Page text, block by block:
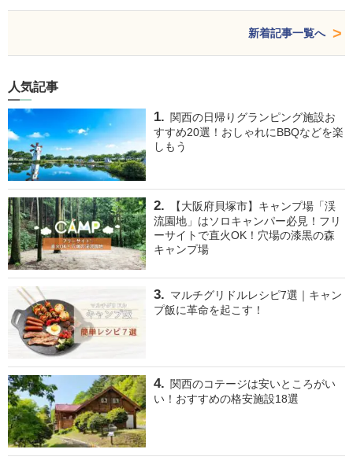
新着記事一覧へ
人気記事
関西の日帰りグランピング施設お
すすめ20選！おしゃれにBBQなどを楽
しもう
【大阪府貝塚市】キャンプ場「渓
流園地」はソロキャンパー必見！フリ
ーサイトで直火OK！穴場の漆黒の森
キャンプ場
マルチグリドルレシピ7選｜キャン
プ飯に革命を起こす！
関西のコテージは安いところがい
い！おすすめの格安施設18選